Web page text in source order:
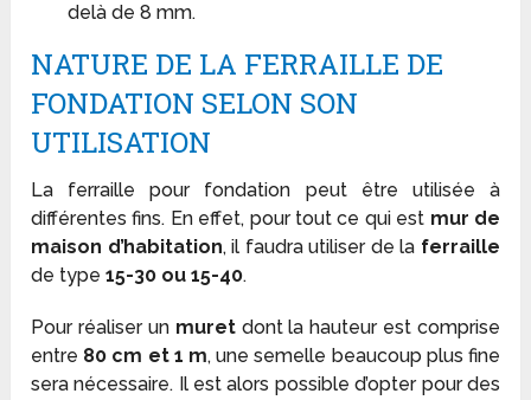
delà de 8 mm.
NATURE DE LA FERRAILLE DE
FONDATION SELON SON
UTILISATION
La ferraille pour fondation peut être utilisée à
différentes fins. En effet, pour tout ce qui est mur de
maison d’habitation, il faudra utiliser de la ferraille
de type15-30 ou 15-40.
Pour réaliser un muret dont la hauteur est comprise
entre 80 cm et 1 m, une semelle beaucoup plus fine
sera nécessaire. Il est alors possible d’opter pour des